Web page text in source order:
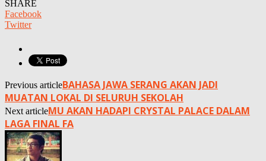
SHARE
Facebook
Twitter
Previous articleBAHASA JAWA SERANG AKAN JADI
MUATAN LOKAL DI SELURUH SEKOLAH
Next articleMU AKAN HADAPI CRYSTAL PALACE DALAM
LAGA FINAL FA